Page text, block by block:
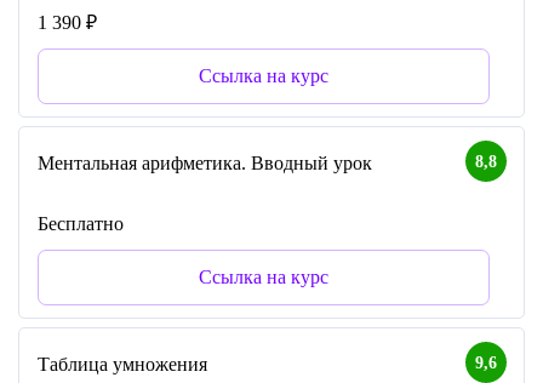
1 390 ₽
Ссылка на курс
8,8
Ментальная арифметика. Вводный урок
Бесплатно
Ссылка на курс
9,6
Таблица умножения